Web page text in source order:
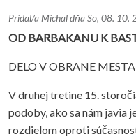
Pridal/a MichaldňaSo, 08. 10.
OD BARBAKANU K
DELO V OBRANE MESTA
V druhej tretine 15.
podoby, ako sa nám javia
rozdielom oproti